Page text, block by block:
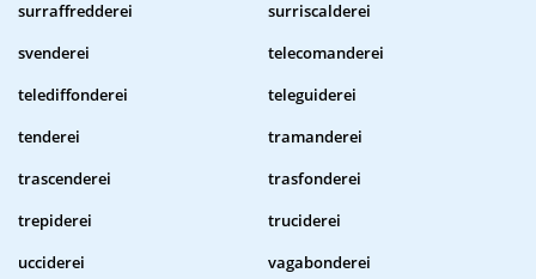
surraffredderei
surriscalderei
svenderei
telecomanderei
telediffonderei
teleguiderei
tenderei
tramanderei
trascenderei
trasfonderei
trepiderei
truciderei
ucciderei
vagabonderei